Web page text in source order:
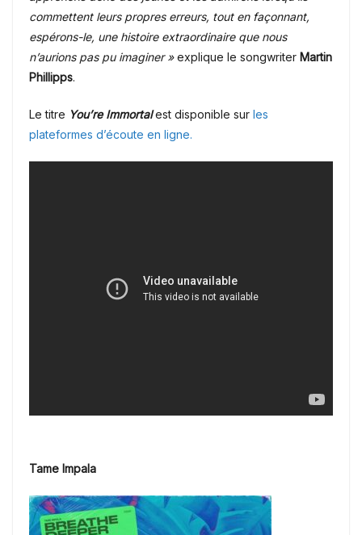
commettent leurs propres erreurs, tout en façonnant,
espérons-le, une histoire extraordinaire que nous
n’aurions pas pu imaginer »explique le songwriter Martin
Phillipps.
Le titre You’re Immortalest disponible sur les
plateformes d’écoute en ligne.
Tame Impala